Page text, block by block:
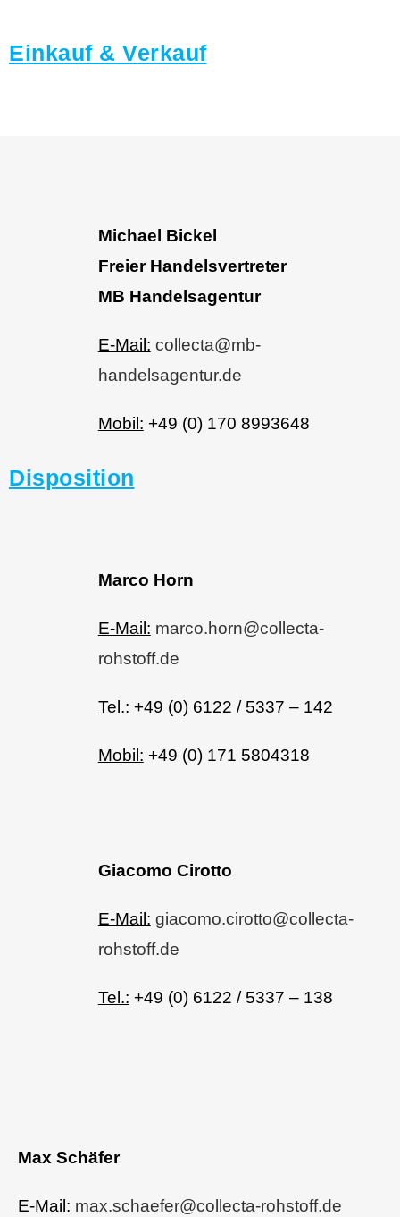
Einkauf & Verkauf
Michael Bickel
Freier Handelsvertreter
MB Handelsagentur
E-Mail: collecta@mb-
handelsagentur.de
Mobil: +49 (0) 170 8993648
Disposition
Marco Horn
E-Mail: marco.horn@collecta-
rohstoff.de
Tel.: +49 (0) 6122 / 5337 – 142
Mobil: +49 (0) 171 5804318
Giacomo Cirotto
E-Mail: giacomo.cirotto@collecta-
rohstoff.de
Tel.: +49 (0) 6122 / 5337 – 138
Max Schäfer
E-Mail: max.schaefer@collecta-rohstoff.de